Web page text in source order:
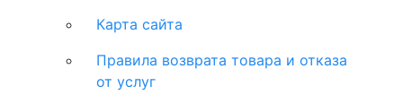
Карта сайта
Правила возврата товара и отказа
от услуг